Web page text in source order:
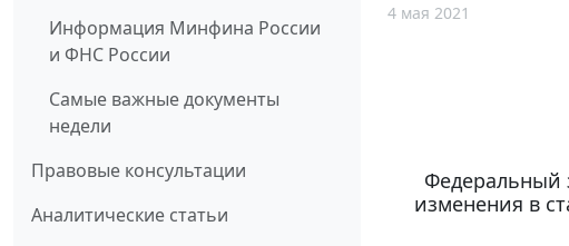
Информация Минфина России
и ФНС России
Самые важные документы
недели
Правовые консультации
Аналитические статьи
4 мая 2021
Федеральный
изменения в